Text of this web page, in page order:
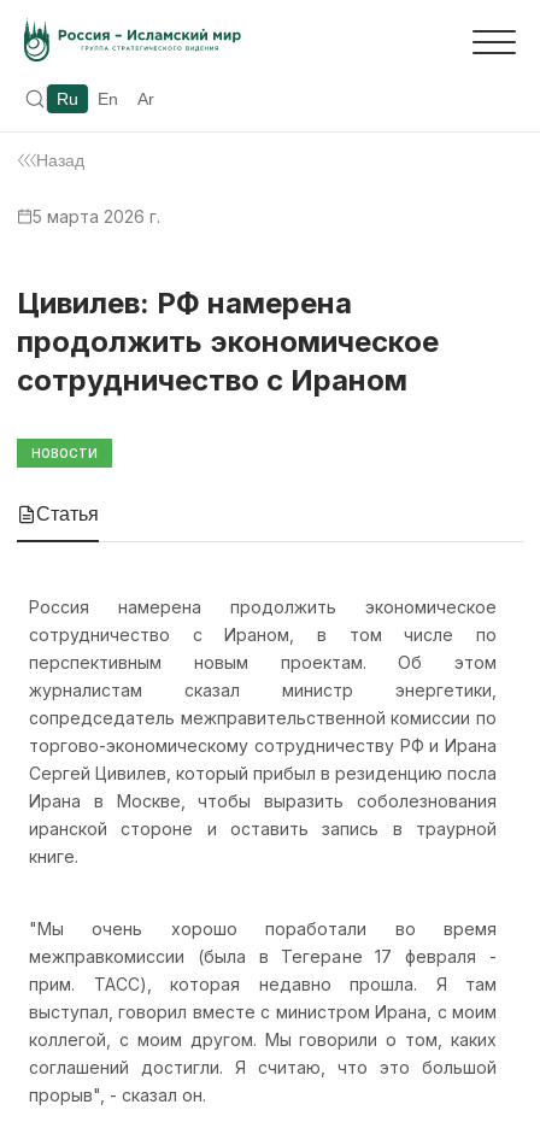
Ru En Ar
Назад
5 марта 2026 г.
Цивилев: РФ намерена
продолжить экономическое
сотрудничество с Ираном
НОВОСТИ
Статья
Россия намерена продолжить экономическое
сотрудничество с Ираном, в том числе по
перспективным новым проектам. Об этом
журналистам сказал министр энергетики,
сопредседатель межправительственной комиссии по
торгово-экономическому сотрудничеству РФ и Ирана
Сергей Цивилев, который прибыл в резиденцию посла
Ирана в Москве, чтобы выразить соболезнования
иранской стороне и оставить запись в траурной
книге.
"Мы очень хорошо поработали во время
межправкомиссии (была в Тегеране 17 февраля -
прим. ТАСС), которая недавно прошла. Я там
выступал, говорил вместе с министром Ирана, с моим
коллегой, с моим другом. Мы говорили о том, каких
соглашений достигли. Я считаю, что это большой
прорыв", - сказал он.